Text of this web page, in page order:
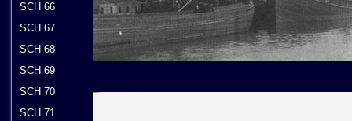
SCH 66
SCH 67
SCH 68
SCH 69
SCH 70
SCH 71